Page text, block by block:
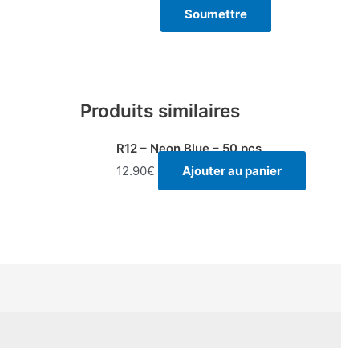
Produits similaires
R12 – Neon Blue – 50 pcs
12.90€ Ajouter au panier